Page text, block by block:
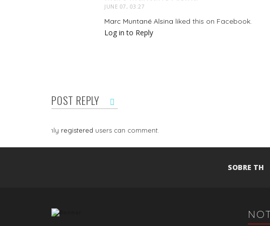
JUNE 07, 03:27
Marc Muntané Alsina liked this on Facebook.
Log in to Reply
POST REPLY
Only registered users can comment.
SOBRE TH